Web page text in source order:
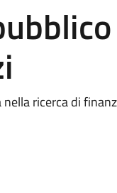
nella ricerca di